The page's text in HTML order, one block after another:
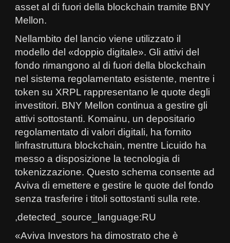
asset al di fuori della blockchain tramite BNY
Mellon.
Nellambito del lancio viene utilizzato il
modello del «doppio digitale». Gli attivi del
fondo rimangono al di fuori della blockchain
nel sistema regolamentato esistente, mentre i
token su XRPL rappresentano le quote degli
investitori. BNY Mellon continua a gestire gli
attivi sottostanti. Komainu, un depositario
regolamentato di valori digitali, ha fornito
linfrastruttura blockchain, mentre Licuido ha
messo a disposizione la tecnologia di
tokenizzazione. Questo schema consente ad
Aviva di emettere e gestire le quote del fondo
senza trasferire i titoli sottostanti sulla rete.
,detected_source_language:RU
«Aviva Investors ha dimostrato che è